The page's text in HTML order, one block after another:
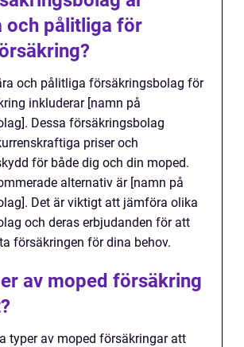
och pålitliga för
och pålitliga försäkringsbolag för
inkluderar [namn på
Dessa försäkringsbolag
priser och
för både dig och din moped.
alternativ är [namn på
Det är viktigt att jämföra olika
och deras erbjudanden för att
försäkringen för dina behov.
av moped försäkring
typer av moped försäkringar att